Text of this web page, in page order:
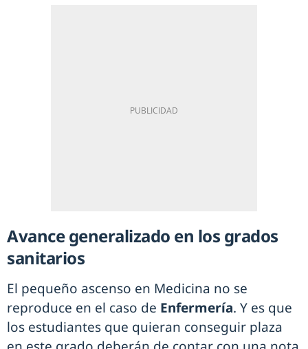
Avance generalizado en los grados
sanitarios
El pequeño ascenso en Medicina no se
reproduce en el caso de Enfermería. Y es que
los estudiantes que quieran conseguir plaza